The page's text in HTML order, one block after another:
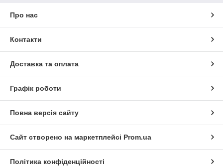
Про нас
Контакти
Доставка та оплата
Графік роботи
Повна версія сайту
Сайт створено на маркетплейсі Prom.ua
Політика конфіденційності